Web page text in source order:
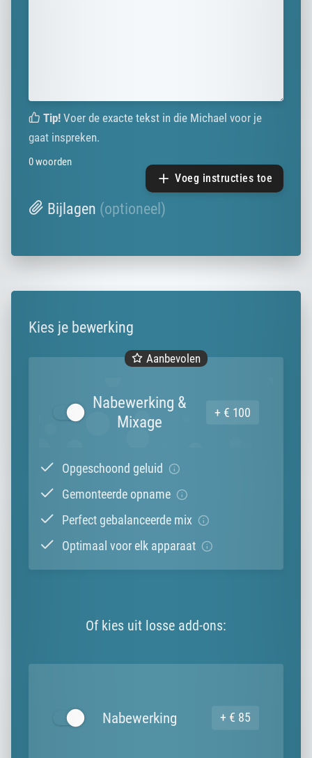
Tip! Voer de exacte tekst in die Michael voor je
gaat inspreken.
0woorden
Voeg instructies toe
Bijlagen (optioneel)
Kies je bewerking
+ € 100
Nabewerking &
Mixage
Aanbevolen
Opgeschoond geluid
Gemonteerde opname
Perfect gebalanceerde mix
Optimaal voor elk apparaat
Of kies uit losse add-ons:
+ € 85
Nabewerking